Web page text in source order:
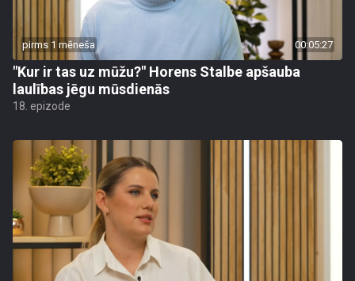
pirms 1 mēneša 00:05:27
"Kur ir tas uz mūžu?" Horens Stalbe apšauba
laulības jēgu mūsdienās
18. epizode